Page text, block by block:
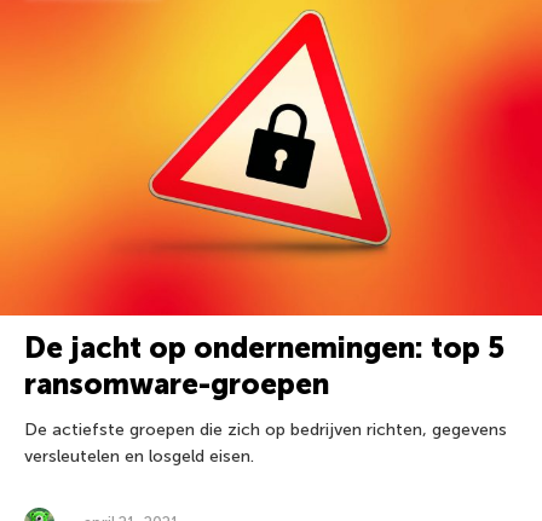
De jacht op ondernemingen: top 5
ransomware-groepen
De actiefste groepen die zich op bedrijven richten, gegevens
versleutelen en losgeld eisen.